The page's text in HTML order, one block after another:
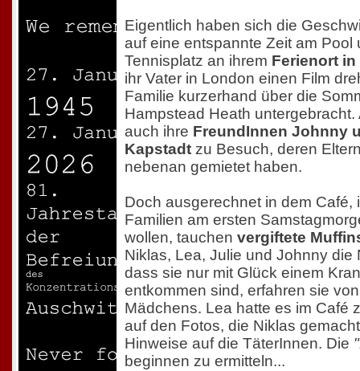
Eigentlich haben sich die
auf eine entspannte Zeit am Pool
Tennisplatz an ihrem Ferienort
ihr Vater in London einen Film
Familie kurzerhand über die
Hampstead Heath
auch ihre FreundInnen Johnny
Kapstadt zu Besuch, deren
nebenan gemietet haben.
Doch ausgerechnet in dem Café,
Familien am ersten
wollen, tauchen vergiftete
Niklas, Lea, Julie und Johnny die
dass sie nur mit Glück einem
entkommen sind, erfahren sie
Mädchens. Lea hatte es im Café
auf den Fotos, die Niklas
Hinweise auf die TäterInnen. Die
beginnen zu ermitteln...